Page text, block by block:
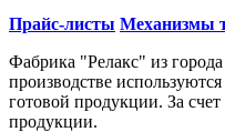
Прайс-листы Механизмы
Фабрика "Релакс" из
производстве
готовой продукции. За
продукции.